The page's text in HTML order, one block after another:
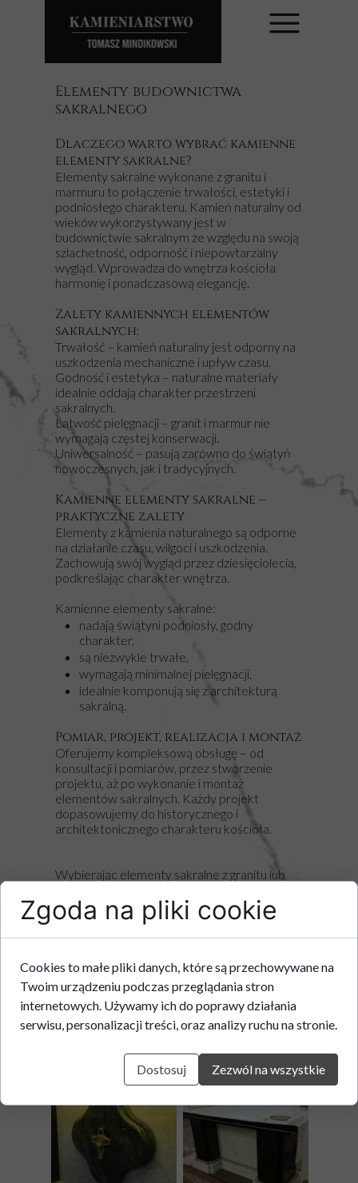
Dlaczego warto wybrać kamienne
elementy sakralne?
Elementy sakralne wykonane z granitu i
marmuru to połączenie trwałości, estetyki i
podniosłego charakteru. Kamień naturalny od
wieków wykorzystywany jest w
budownictwie sakralnym ze względu na swoją
szlachetność, odporność i niepowtarzalny
wygląd. Wprowadza do wnętrza kościoła
harmonię i ponadczasową elegancję.
Zalety kamiennych elementów
sakralnych:
Trwałość – kamień naturalny jest odporny na
uszkodzenia mechaniczne i upływ czasu.
Godność i estetyka – naturalne materiały
idealnie oddają charakter przestrzeni
sakralnych.
Łatwość pielęgnacji – granit i marmur nie
wymagają częstej konserwacji.
Uniwersalność – pasują zarówno do świątyń
nowoczesnych, jak i tradycyjnych.
Kamienne elementy sakralne –
praktyczne zalety
Elementy z kamienia naturalnego są odporne
na działanie czasu, wilgoci i uszkodzenia.
Zachowują swój wygląd przez dziesięciolecia,
podkreślając charakter wnętrza.
Kamienne elementy sakralne:
nadają świątyni podniosły, godny
charakter,
są niezwykle trwałe,
wymagają minimalnej pielęgnacji,
idealnie komponują się z architekturą
sakralną.
Pomiar, projekt, realizacja i montaż
Oferujemy kompleksową obsługę – od
konsultacji i pomiarów, przez stworzenie
projektu, aż po wykonanie i montaż
elementów sakralnych. Każdy projekt
dopasowujemy do historycznego i
architektonicznego charakteru kościoła.
Wybierając elementy sakralne z granitu lub
szlachetność, które przetrwają
dziesięciolecia.
Zapraszamy do kontaktu – przygotujemy
architektury świątyni.
Elementy budownictwa
sakralnego
Elementy budownictwa
sakralnego granit Mylonit, Pre
Carrara
Zgoda na pliki cookie
Cookies to małe pliki danych, które są przechowywane na
Twoim urządzeniu podczas przeglądania stron
internetowych. Używamy ich do poprawy działania
serwisu, personalizacji treści, oraz analizy ruchu na stronie.
Dostosuj Zezwól na wszystkie